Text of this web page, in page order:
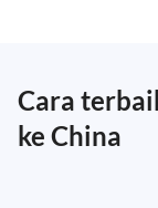
Cara
ke China